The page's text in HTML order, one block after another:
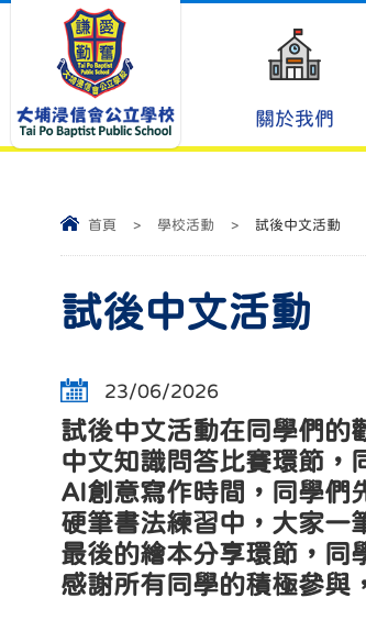
關於我們
首頁 > 學校活動 > 試後中文活動
試後中文活動
23/06/2026
試後中文活動在同學們的
中文知識問答比賽環節，
AI創意寫作時間，同學們
硬筆書法練習中，大家一
最後的繪本分享環節，同
感謝所有同學的積極參與